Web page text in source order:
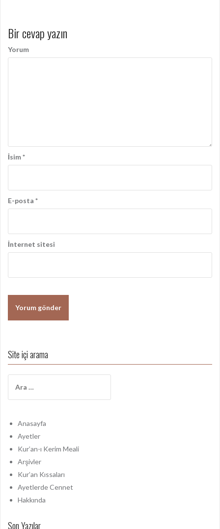
d
o
l
ı
Bir cevap yazın
Yorum
İsim*
E-posta *
İnternet sitesi
Site içi arama
a
a
Anasayfa
Ayetler
Kur’an-ı Kerim Meali
Arşivler
Kur’an Kıssaları
Ayetlerde Cennet
Hakkında
Son Yazılar